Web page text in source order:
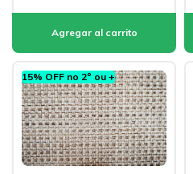
15% OFF no 2º ou +